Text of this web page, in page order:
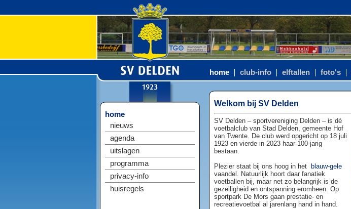
home club-info elftallen foto's
home
nieuws
agenda
uitslagen
programma
privacy-info
huisregels
Welkom bij SV Delden
SV Delden – sportvereniging Delden – is dé
voetbalclub van Stad Delden, gemeente Hof
van Twente. De club werd opgericht op 18 juli
1923 en vierde in 2023 haar 100-jarig
bestaan.
Plezier staat bij ons hoog in het
blauw-gele
vaandel. Natuurlijk hoort daar fanatiek
voetballen bij, maar net zo belangrijk is de
gezelligheid en ontspanning eromheen. Op
sportpark De Mors gaan prestatie- en
recreatievoetbal al jarenlang hand in hand.